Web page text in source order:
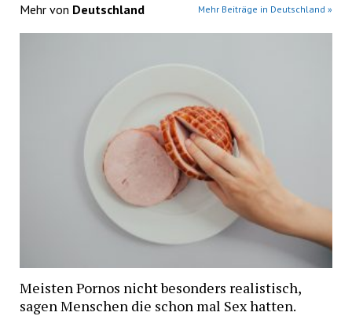
Mehr von Deutschland Mehr Beiträge in Deutschland »
Meisten Pornos nicht besonders realistisch,
sagen Menschen die schon mal Sex hatten.